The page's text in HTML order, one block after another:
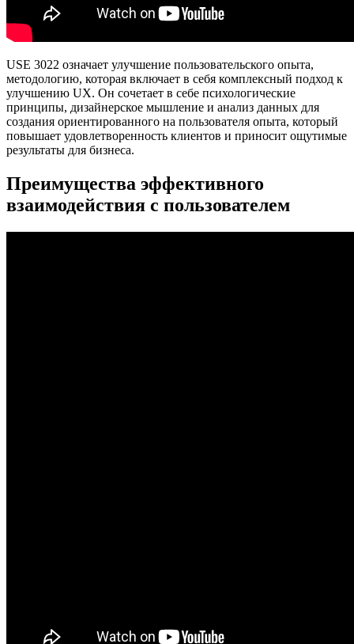
USE 3022 означает улучшение пользовательского опыта,
методологию, которая включает в себя комплексный подход к
улучшению UX. Он сочетает в себе психологические
принципы, дизайнерское мышление и анализ данных для
создания ориентированного на пользователя опыта, который
повышает удовлетворенность клиентов и приносит ощутимые
результаты для бизнеса.
Преимущества эффективного
взаимодействия с пользователем